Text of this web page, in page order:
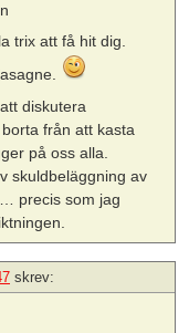
trix att få hit dig.
diskutera
från att kasta
på oss alla.
skuldbeläggning av
precis som jag
skrev: